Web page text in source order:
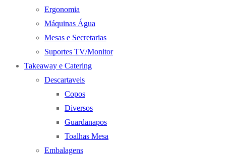
Ergonomia
Máquinas Água
Mesas e Secretarias
Suportes TV/Monitor
Takeaway e Catering
Descartaveis
Copos
Diversos
Guardanapos
Toalhas Mesa
Embalagens